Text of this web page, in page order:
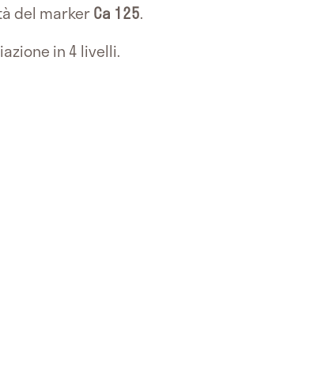
del markerCa 125.
in 4 livelli.